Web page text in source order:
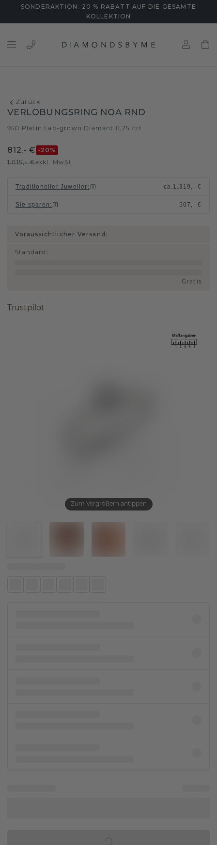
SONDERAKTION: 20 % RABATT AUF DIE GESAMTE
KOLLEKTION
Zurück
Zum Vergrößern antippen
VERLOBUNGSRING NOA RND
950 Platin Lab-grown Diamant 0.25 crt
812,- € -20 %
1.015,- €exkl. MwSt
Traditioneller Juwelier : ca. 1.319,- €
Sie sparen : 507,- €
Voraussichtlicher Versand:
Standard :
Gratis
Trustpilot